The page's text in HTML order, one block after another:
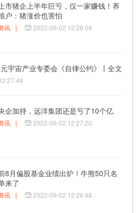
市猪企上半年巨亏，仅一家赚钱！养
户：猪涨价也害怕
讯 | 2022-09-02 12:28:09
宇宙产业专委会《自律公约》丨全文
企加持，远洋集团还是亏了10个亿
讯 | 2022-09-02 12:27:20
8月偏股基金业绩出炉！牛熊50只名
来了
讯 | 2022-09-02 12:26:48